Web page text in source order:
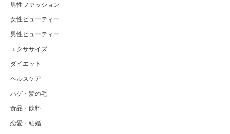
男性ファッション
女性ビューティー
男性ビューティー
エクササイズ
ダイエット
ヘルスケア
ハゲ・髪の毛
食品・飲料
恋愛・結婚